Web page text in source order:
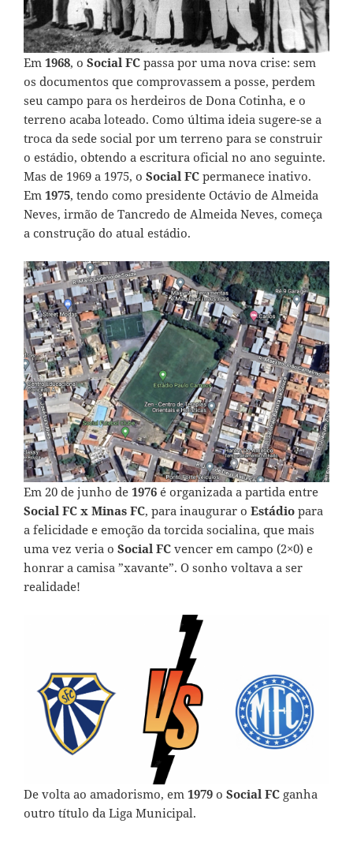
Em 1968, o Social FC passa por uma nova crise: sem
os documentos que comprovassem a posse, perdem
seu campo para os herdeiros de Dona Cotinha, e o
terreno acaba loteado. Como última ideia sugere-se a
troca da sede social por um terreno para se construir
o estádio, obtendo a escritura oficial no ano seguinte.
Mas de 1969 a 1975, o Social FC permanece inativo.
Em 1975, tendo como presidente Octávio de Almeida
Neves, irmão de Tancredo de Almeida Neves, começa
a construção do atual estádio.
Em 20 de junho de 1976 é organizada a partida entre
Social FC x Minas FC, para inaugurar o Estádio para
a felicidade e emoção da torcida socialina, que mais
uma vez veria o Social FC vencer em campo (2×0) e
honrar a camisa ”xavante”. O sonho voltava a ser
realidade!
De volta ao amadorismo, em 1979 o Social FC ganha
outro título da Liga Municipal.